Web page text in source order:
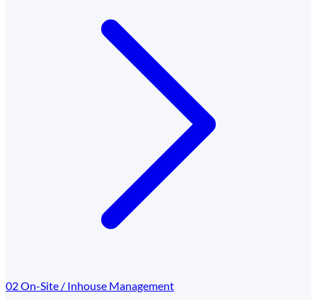
02On-Site / Inhouse Management